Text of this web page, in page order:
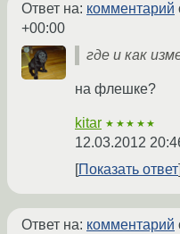
Ответ на: комментарий
+00:00
где и как
на флешке?
kitar ★★★★★
12.03.2012
Показать ответ
Ответ на: комментарий